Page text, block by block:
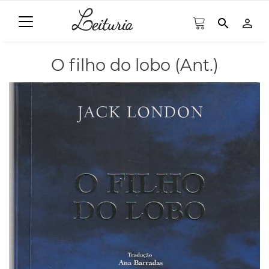
search person_outline
O filho do lobo (Ant.)